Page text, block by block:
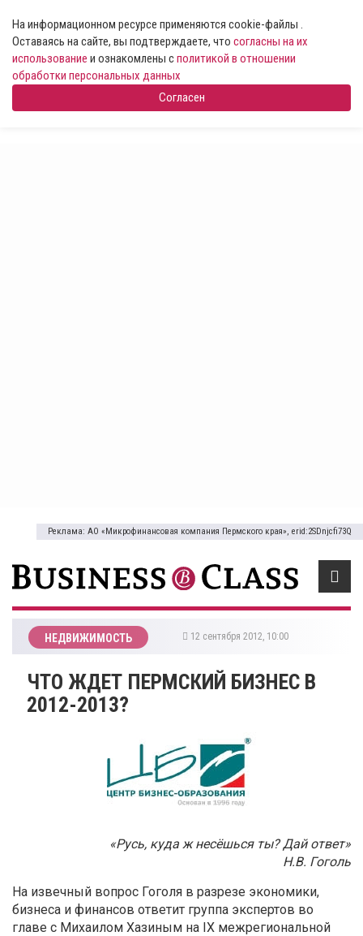
На информационном ресурсе применяются cookie-файлы .
Оставаясь на сайте, вы подтверждаете, что согласны на их
использование и ознакомлены сполитикой в отношении
обработки персональных данных
Согласен
Реклама: АО «Микрофинансовая компания Пермского края», erid:2SDnjcfi73Q
НЕДВИЖИМОСТЬ 12 сентября 2012, 10:00
ЧТО ЖДЕТ ПЕРМСКИЙ БИЗНЕС В
2012-2013?
«Русь, куда ж несёшься ты? Дай ответ»
Н.В. Гоголь
На извечный вопрос Гоголя в разрезе экономики,
бизнеса и финансов ответит группа экспертов во
главе с Михаилом Хазиным на IX межрегиональной